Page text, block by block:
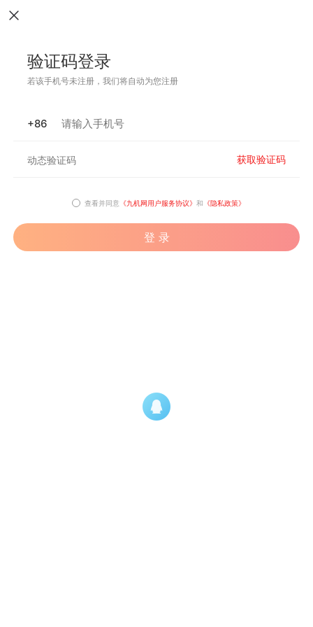
验证码登录
若该手机号未注册，我们将自动为您注册
+86
获取验证码
查看并同意 《九机网用户服务协议》 和 《隐私政策》
登 录